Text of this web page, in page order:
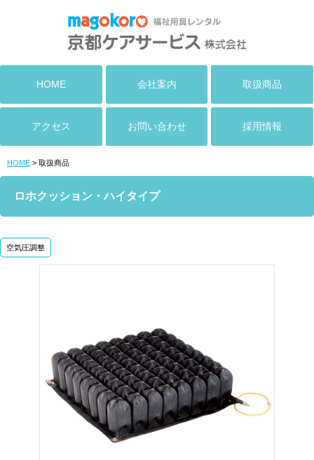
HOME 会社案内 取扱商品
アクセス お問い合わせ 採用情報
HOME > 取扱商品
ロホクッション・ハイタイプ
空気圧調整